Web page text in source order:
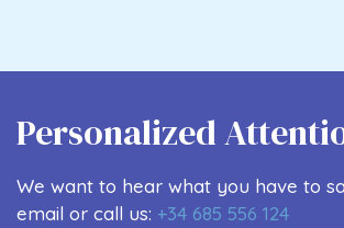
Personalized
We want to hear what you have to
email or call us: +34 685 556 124